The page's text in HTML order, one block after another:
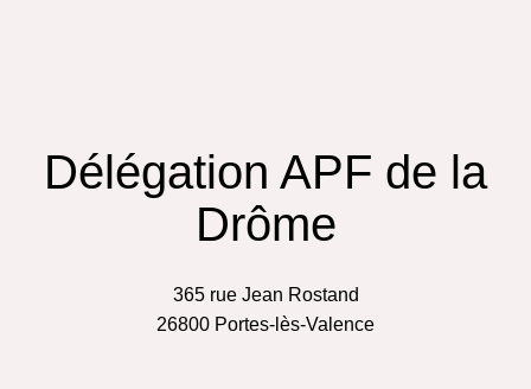
Délégation APF de la
Drôme
365 rue Jean Rostand
26800 Portes-lès-Valence